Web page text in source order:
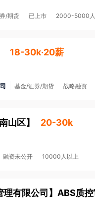
/期货 已上市 2000-5000人
18-30k·20薪
基金/证券/期货 战略融资
山区】 20-30k
融资未公开 10000人以上